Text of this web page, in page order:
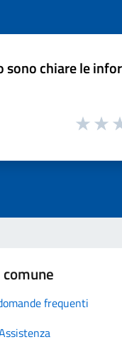
sono chiare le
frequenti